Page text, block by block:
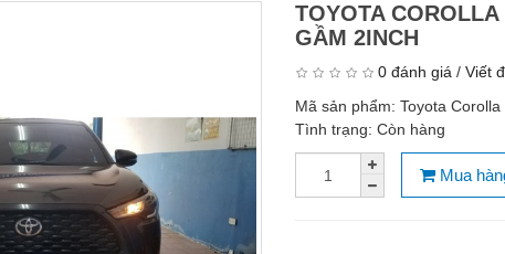
TOYOTA
GẦM 2INCH
0 đánh giá / Viết
Mã sản phẩm: Toyota
Tình trạng: Còn hàng
Mua